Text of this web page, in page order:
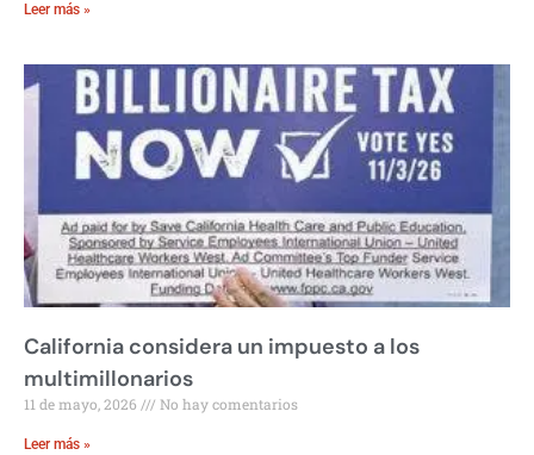
Leer más »
California considera un impuesto a los
multimillonarios
11 de mayo, 2026 No hay comentarios
Leer más »